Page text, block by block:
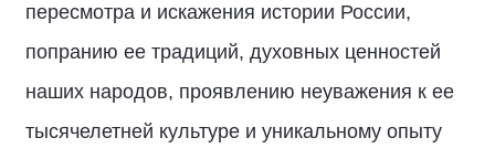
пересмотра и искажения истории России,
попранию ее традиций, духовных ценностей
наших народов, проявлению неуважения к ее
тысячелетней культуре и уникальному опыту